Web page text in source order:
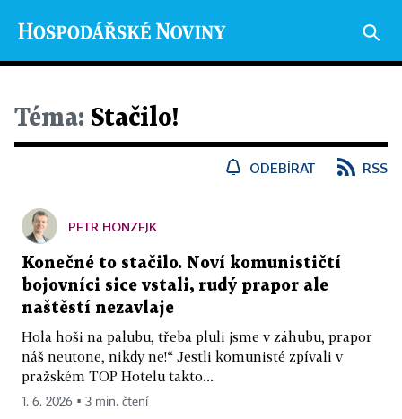
Téma: Stačilo!
ODEBÍRAT RSS
PETR HONZEJK
Konečné to stačilo. Noví komunističtí
bojovníci sice vstali, rudý prapor ale
naštěstí nezavlaje
Hola hoši na palubu, třeba pluli jsme v záhubu, prapor
náš neutone, nikdy ne!“ Jestli komunisté zpívali v
pražském TOP Hotelu takto...
1. 6. 2026 ▪ 3 min. čtení